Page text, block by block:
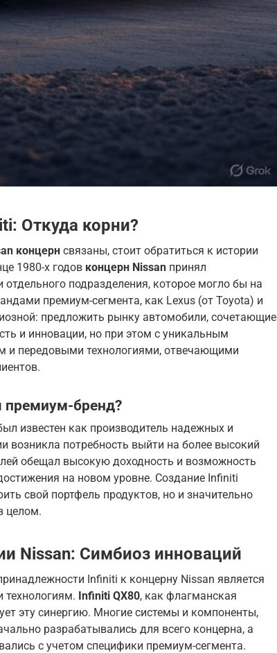
Откуда корни?
концерн связаны, стоит обратиться к истории
1980-х годов концерн Nissan принял
отдельного подразделения, которое могло бы на
премиум-сегмента, как Lexus (от Toyota) и
предложить рынку автомобили, сочетающие
и инновации, но при этом с уникальным
передовыми технологиями, отвечающими
премиум-бренд?
известен как производитель надежных и
возникла потребность выйти на более высокий
обещал высокую доходность и возможность
на новом уровне. Создание Infiniti
свой портфель продуктов, но и значительно
целом.
Nissan: Симбиоз инноваций
Infiniti к концерну Nissan является
Infiniti QX80, как флагманская
эту синергию. Многие системы и компоненты,
разрабатывались для всего концерна, а
с учетом специфики премиум-сегмента.